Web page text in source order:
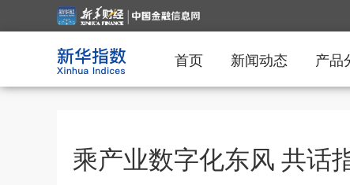
首页 新闻动态 产品
乘产业数字化东风 共话